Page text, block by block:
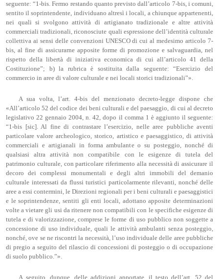
seguente: “1-bis. Fermo restando quanto previsto dall’articolo 7-bis, i comuni,
sentito il soprintendente, individuano altresì i locali, a chiunque appartenenti,
nei quali si svolgono attività di artigianato tradizionale e altre attività
commerciali tradizionali, riconosciute quali espressione dell’identità culturale
collettiva ai sensi delle convenzioni UNESCO di cui al medesimo articolo 7-
bis, al fine di assicurarne apposite forme di promozione e salvaguardia, nel
rispetto della libertà di iniziativa economica di cui all’articolo 41 della
Costituzione”; b) la rubrica è sostituita dalla seguente: “Esercizio del
commercio in aree di valore culturale e nei locali storici tradizionali”».
A sua volta, l’art. 4-bis del menzionato decreto-legge dispone che
«All’articolo 52 del codice dei beni culturali e del paesaggio, di cui al decreto
legislativo 22 gennaio 2004, n. 42, dopo il comma 1 è aggiunto il seguente:
“1-bis [sic]. Al fine di contrastare l’esercizio, nelle aree pubbliche aventi
particolare valore archeologico, storico, artistico e paesaggistico, di attività
commerciali e artigianali in forma ambulante o su posteggio, nonché di
qualsiasi altra attività non compatibile con le esigenze di tutela del
patrimonio culturale, con particolare riferimento alla necessità di assicurare il
decoro dei complessi monumentali e degli altri immobili del demanio
culturale interessati da flussi turistici particolarmente rilevanti, nonché delle
aree a essi contermini, le Direzioni regionali per i beni culturali e paesaggistici
e le soprintendenze, sentiti gli enti locali, adottano apposite determinazioni
volte a vietare gli usi da ritenere non compatibili con le specifiche esigenze di
tutela e di valorizzazione, comprese le forme di uso pubblico non soggette a
concessione di uso individuale, quali le attività ambulanti senza posteggio,
nonché, ove se ne riscontri la necessità, l’uso individuale delle aree pubbliche
di pregio a seguito del rilascio di concessioni di posteggio o di occupazione
di suolo pubblico.”».
A seguito, dunque, delle addizioni apportate, il testo dell’art. 52 del